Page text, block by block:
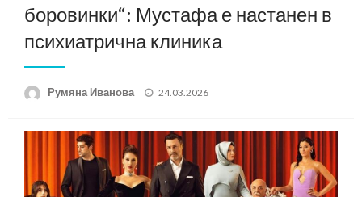
боровинки“: Мустафа е настанен в
психиатрична клиника
Румяна Иванова
Posted
24.03.2026